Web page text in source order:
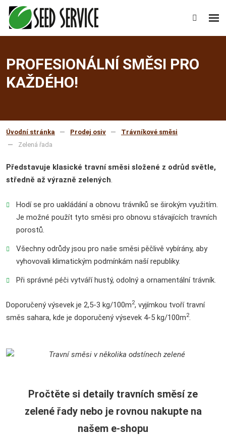
PROFESIONÁLNÍ SMĚSI PRO
KAŽDÉHO!
Úvodní stránka Prodej osiv
Trávníkové směsi
Zelená řada
Představuje klasické travní směsi složené z odrůd světle,
středně až výrazně zelených.
Hodí se pro uakládání a obnovu trávníků se širokým využitím.
Je možné použít tyto směsi pro obnovu stávajících travních
porostů.
Všechny odrůdy jsou pro naše směsi pěčlivě vybírány, aby
vyhovovali klimatickým podmínkám naší republiky.
Při správné péči vytváří hustý, odolný a ornamentální trávník.
Doporučený výsevek je 2,5-3 kg/100m2, vyjímkou tvoří travní
směs sahara, kde je doporučený výsevek 4-5 kg/100m2.
Pročtěte si detaily travních směsí ze
zelené řady nebo je rovnou nakupte na
našem e-shopu